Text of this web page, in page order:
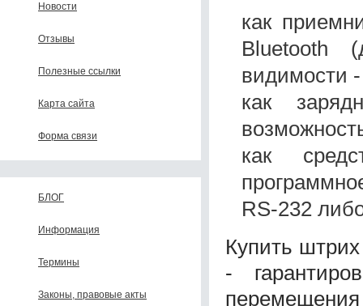
Новости
Отзывы
Полезные ссылки
Карта сайта
Форма связи
БЛОГ
Информация
Термины
Законы, правовые акты
как
Bluetooth
видимости
как
как
RS-232
Купить
-